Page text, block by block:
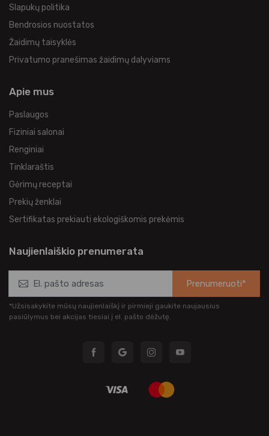
Slapukų politika
Bendrosios nuostatos
Žaidimų taisyklės
Privatumo pranešimas žaidimų dalyviams
Apie mus
Paslaugos
Fiziniai salonai
Renginiai
Tinklaraštis
Gėrimų receptai
Prekių ženklai
Sertifikatas prekiauti ekologiškomis prekėmis
Naujienlaiškio prenumerata
Prenumeruoti*
*Užsisakykite mūsų naujienlaiškį ir pirmieji gaukite naujausius
pasiūlymus bei akcijas tiesiai į el. pašto dėžutę.